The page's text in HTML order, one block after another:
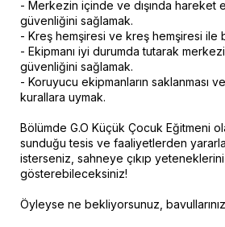
- Merkezin içinde ve dışında hareket
güvenliğini sağlamak.
- Kreş hemşiresi ve kreş hemşiresi ile
- Ekipmanı iyi durumda tutarak
güvenliğini sağlamak.
- Koruyucu ekipmanların saklanması
kurallara uymak.
Bölümde G.O Küçük Çocuk Eğitmeni
sunduğu tesis ve faaliyetlerden
isterseniz, sahneye çıkıp
gösterebileceksiniz!
Öyleyse ne bekliyorsunuz,